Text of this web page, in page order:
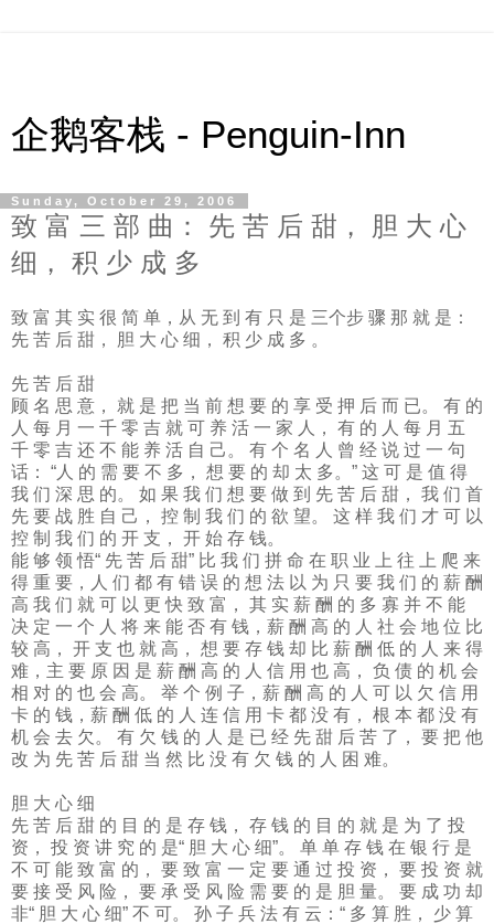
企鹅客栈 - Penguin-Inn
Sunday, October 29, 2006
致 富 三 部 曲： 先 苦 后 甜， 胆 大 心
细， 积 少 成 多
致 富 其 实 很 简 单，从 无 到 有 只 是 三个步 骤 那 就 是：
先 苦 后 甜， 胆 大 心 细， 积 少 成 多 。
先 苦 后 甜
顾 名 思 意， 就 是 把 当 前 想 要 的 享 受 押 后 而 已。 有 的
人 每 月 一 千 零 吉 就 可 养 活 一 家 人， 有 的 人 每 月 五
千 零 吉 还 不 能 养 活 自 己。 有 个 名 人 曾 经 说 过 一 句
话： “人 的 需 要 不 多， 想 要 的 却 太 多。” 这 可 是 值 得
我 们 深 思 的。 如 果 我 们 想 要 做 到 先 苦 后 甜， 我 们 首
先 要 战 胜 自 己， 控 制 我 们 的 欲 望。 这 样 我 们 才 可 以
控 制 我 们 的 开 支， 开 始 存 钱。
能 够 领 悟“ 先 苦 后 甜” 比 我 们 拼 命 在 职 业 上 往 上 爬 来
得 重 要，人 们 都 有 错 误 的 想 法 以 为 只 要 我 们 的 薪 酬
高 我 们 就 可 以 更 快 致 富， 其 实 薪 酬 的 多 寡 并 不 能
决 定 一 个 人 将 来 能 否 有 钱，薪 酬 高 的 人 社 会 地 位 比
较 高， 开 支 也 就 高， 想 要 存 钱 却 比 薪 酬 低 的 人 来 得
难，主 要 原 因 是 薪 酬 高 的 人 信 用 也 高， 负 债 的 机 会
相 对 的 也 会 高。 举 个 例 子，薪 酬 高 的 人 可 以 欠 信 用
卡 的 钱，薪 酬 低 的 人 连 信 用 卡 都 没 有， 根 本 都 没 有
机 会 去 欠。 有 欠 钱 的 人 是 已 经 先 甜 后 苦 了， 要 把 他
改 为 先 苦 后 甜 当 然 比 没 有 欠 钱 的 人 困 难。
胆 大 心 细
先 苦 后 甜 的 目 的 是 存 钱， 存 钱 的 目 的 就 是 为 了 投
资， 投 资 讲 究 的 是“ 胆 大 心 细”。 单 单 存 钱 在 银 行 是
不 可 能 致 富 的， 要 致 富 一 定 要 通 过 投 资， 要 投 资 就
要 接 受 风 险， 要 承 受 风 险 需 要 的 是 胆 量。 要 成 功 却
非“ 胆 大 心 细” 不 可。 孙 子 兵 法 有 云：“ 多 算 胜， 少 算